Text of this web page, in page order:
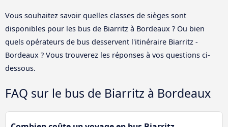
Vous souhaitez savoir quelles classes de sièges sont
disponibles pour les bus de Biarritz à Bordeaux ? Ou bien
quels opérateurs de bus desservent l'itinéraire Biarritz -
Bordeaux ? Vous trouverez les réponses à vos questions ci-
dessous.
FAQ sur le bus de Biarritz à Bordeaux